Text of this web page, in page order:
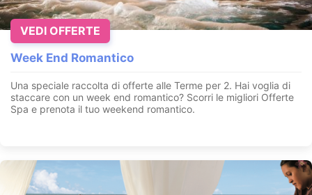
Week End Romantico
Una speciale raccolta di offerte alle Terme per 2. Hai voglia di
staccare con un week end romantico? Scorri le migliori Offerte
Spa e prenota il tuo weekend romantico.
VEDI OFFERTE